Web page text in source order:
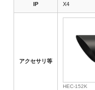
IP X4
アクセサリ等
HEC-152K